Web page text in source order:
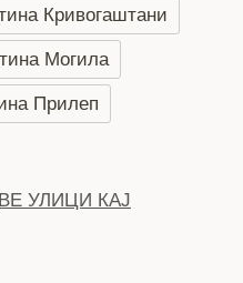
Кривогаштани
Могила
Прилеп
ЦЕНТАРОТ НА ГРАДОТ